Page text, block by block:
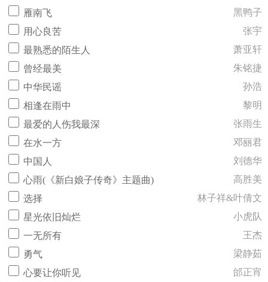
雁南飞
黑鸭子
用心良苦
张宇
最熟悉的陌生人
萧亚轩
曾经最美
朱铭捷
中华民谣
孙浩
相逢在雨中
黎明
最爱的人伤我最深
张雨生
在水一方
邓丽君
中国人
刘德华
心雨(《新白娘子传奇》主题曲)
高胜美
选择
林子祥&叶倩文
星光依旧灿烂
小虎队
一无所有
王杰
勇气
梁静茹
心要让你听见
邰正宵